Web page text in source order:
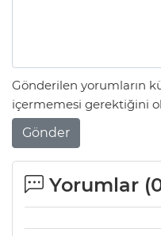
Gönderilen yorumların
içermemesi gerektiğini
Gönder
Yorumlar (